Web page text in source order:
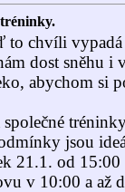
to chvíli
dost sněhu i
abychom si
jsou
21.1. od
v 10:00 a až